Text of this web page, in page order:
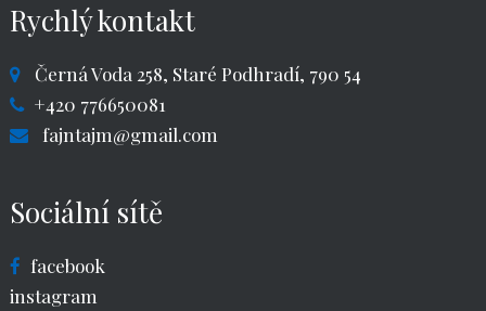
Rychlý kontakt
Černá Voda 258, Staré Podhradí, 790 54
+420 776650081
fajntajm@gmail.com
Sociální sítě
facebook
instagram